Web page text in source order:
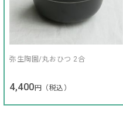
弥生陶園/丸おひつ 2合
4,400円（税込）